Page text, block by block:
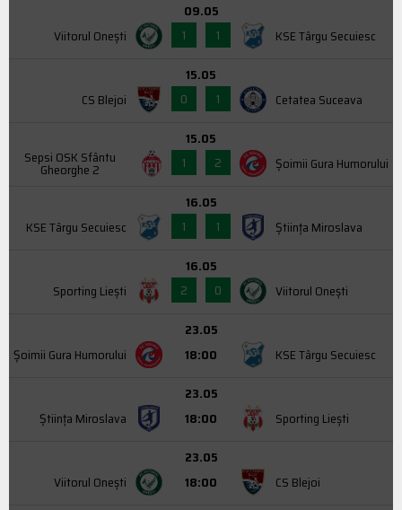
Viitorul Onești
09.05
1
1 KSE Târgu Secuiesc
CS Blejoi
15.05
0
1 Cetatea Suceava
Sepsi OSK Sfântu
Gheorghe 2
15.05
1
2 Şoimii Gura Humorului
KSE Târgu Secuiesc
16.05
1
1 Știința Miroslava
Sporting Liești
16.05
2
0 Viitorul Onești
Şoimii Gura Humorului
23.05
18:00
KSE Târgu Secuiesc
Știința Miroslava
23.05
18:00
Sporting Liești
Viitorul Onești
23.05
18:00
CS Blejoi